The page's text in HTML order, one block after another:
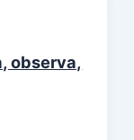
observa,